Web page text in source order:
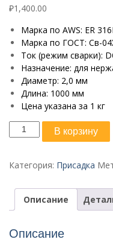
₽1,400.00
Марка по AWS: ER
Марка по ГОСТ: Св-
Ток (режим сварки):
Назначение: для
Диаметр: 2,0 мм
Длина: 1000 мм
Цена указана за 1 кг
Количество
товара
316LSI
2,0
В корзину
Категория: Присадка
Описание
Описание